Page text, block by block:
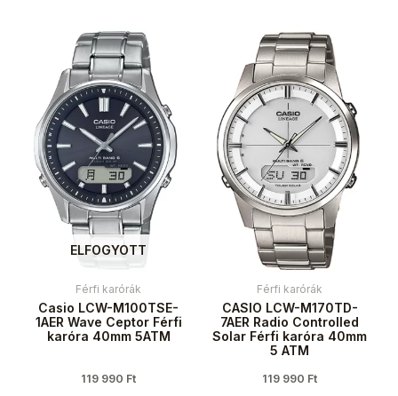
ELFOGYOTT
Férfi karórák
Casio LCW-M100TSE-
1AER Wave Ceptor Férfi
karóra 40mm 5ATM
119 990 Ft
Férfi karórák
CASIO LCW-M170TD-
7AER Radio Controlled
Solar Férfi karóra 40mm
5 ATM
119 990 Ft